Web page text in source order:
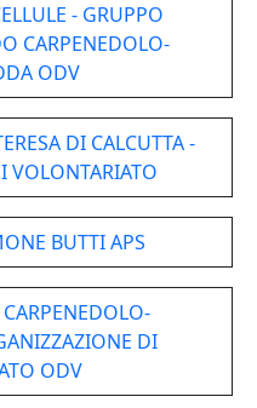
- GRUPPO
CARPENEDOLO-
ODV
DI CALCUTTA -
VOLONTARIATO
BUTTI APS
DI
ODV